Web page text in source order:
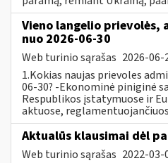
Vieno langelio prievolės,
nuo 2026-06-30
Web turinio sąrašas 2026-06-
1.Kokias naujas prievoles
06-30? -Ekonominė piniginė
Respublikos įstatymuose ir
aktuose,
Aktualūs klausimai dėl
Web turinio sąrašas 2022-03-